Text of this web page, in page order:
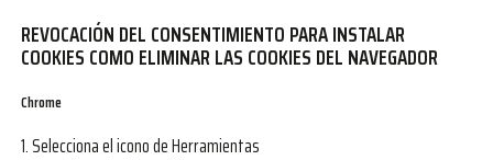
REVOCACIÓN DEL CONSENTIMIENTO PARA INSTALAR
COOKIES COMO ELIMINAR LAS COOKIES DEL NAVEGADOR
Chrome
1. Selecciona el icono de Herramientas